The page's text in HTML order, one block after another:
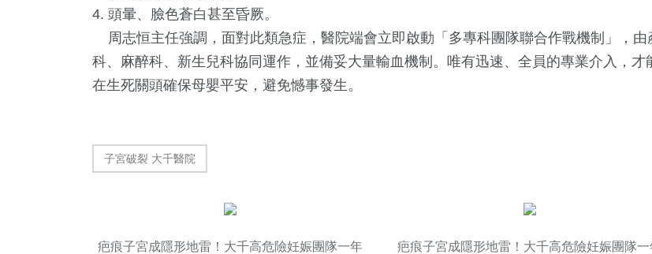
4. 頭暈、臉色蒼白甚至昏厥。
周志恒主任強調，面對此類急症，醫院端會立即啟動「多專科團隊聯合作戰機制」，由
科、麻醉科、新生兒科協同運作，並備妥大量輸血機制。唯有迅速、全員的專業介入，才
在生死關頭確保母嬰平安，避免憾事發生。
子宮破裂 大千醫院
疤痕子宮成隱形地雷！大千高危險妊娠團隊一年
疤痕子宮成隱形地雷！大千高危險妊娠團隊一
宗教 專欄